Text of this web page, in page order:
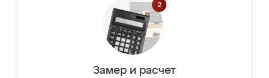
Замер и расчет